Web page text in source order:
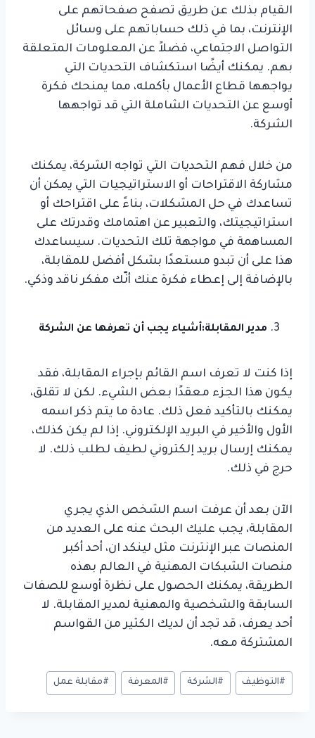
القيام بذلك عن طريق تصفح صفحاتهم على
الإنترنت، بما في ذلك حساباتهم على وسائل
التواصل الاجتماعي، فضلاً عن المعلومات المتعلقة
بهم. يمكنك أيضًا استكشاف التحديات التي
يواجهها قطاع الأعمال بأكمله، مما يمنحك فكرة
أوسع عن التحديات الشاملة التي قد تواجهها
الشركة.
من خلال فهم التحديات التي تواجه الشركة، يمكنك
مشاركة الاقتراحات أو الاستراتيجيات التي يمكن أن
تساعدك في حل المشكلات، بناءً على اقتراحك أو
استراتيجيتك، والتعبير عن اهتمامك وقدرتك على
المساهمة في مواجهة تلك التحديات. سيساعدك
هذا على أن تبدو مستعدًا بشكل أفضل للمقابلة،
بالإضافة إلى إعطاء فكرة عنك أنّك مفكر ناقد وذكي.
مدير المقابلة:أشياء يجب أن تعرفها عن الشركة
إذا كنت لا تعرف اسم القائم بإجراء المقابلة، فقد
يكون هذا الجزء معقدًا بعض الشيء. لكن لا تقلق،
يمكنك بالتأكيد فعل ذلك. عادة ما يتم ذكر اسمه
الأول والأخير في البريد الإلكتروني. إذا لم يكن كذلك،
يمكنك إرسال بريد إلكتروني لطيف لطلب ذلك. لا
حرج في ذلك.
الآن بعد أن عرفت اسم الشخص الذي يجري
المقابلة، يجب عليك البحث عنه على العديد من
المنصات عبر الإنترنت مثل لينكد ان، أحد أكبر
منصات الشبكات المهنية في العالم بهذه
الطريقة، يمكنك الحصول على نظرة أوسع للصفات
السابقة والشخصية والمهنية لمدير المقابلة. لا
أحد يعرف، قد تجد أن لديك الكثير من القواسم
المشتركة معه.
وسوم
المقال:
#التوظيف #الشركة #المعرفة #مقابلة عمل